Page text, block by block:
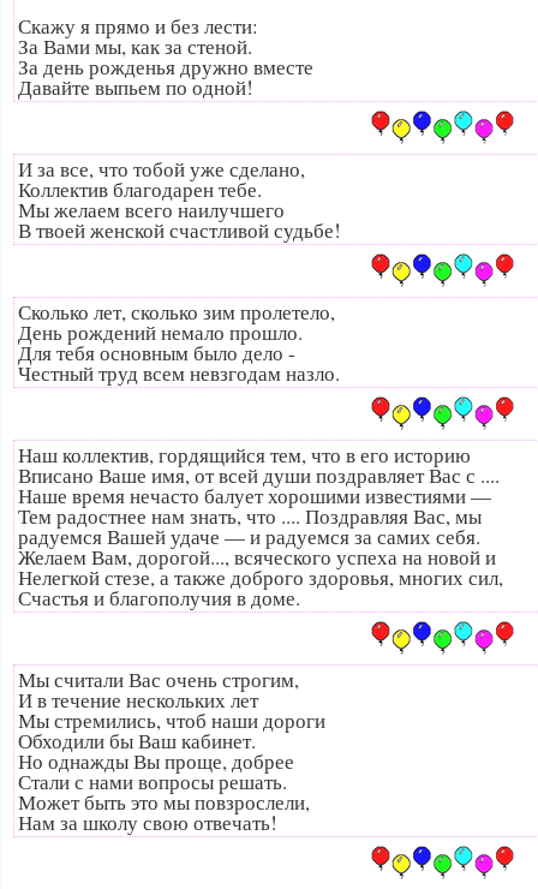
Скажу я прямо и без лести:
За Вами мы, как за стеной.
За день рожденья дружно вместе
Давайте выпьем по одной!
И за все, что тобой уже сделано,
Коллектив благодарен тебе.
Мы желаем всего наилучшего
В твоей женской счастливой судьбе!
Сколько лет, сколько зим пролетело,
День рождений немало прошло.
Для тебя основным было дело -
Честный труд всем невзгодам назло.
Наш коллектив, гордящийся тем, что в его историю
Вписано Ваше имя, от всей души поздравляет Вас с ....
Наше время нечасто балует хорошими известиями —
Тем радостнее нам знать, что .... Поздравляя Вас, мы
радуемся Вашей удаче — и радуемся за самих себя.
Желаем Вам, дорогой..., всяческого успеха на новой и
Нелегкой стезе, а также доброго здоровья, многих сил,
Счастья и благополучия в доме.
Мы считали Вас очень строгим,
И в течение нескольких лет
Мы стремились, чтоб наши дороги
Обходили бы Ваш кабинет.
Но однажды Вы проще, добрее
Стали с нами вопросы решать.
Может быть это мы повзрослели,
Нам за школу свою отвечать!